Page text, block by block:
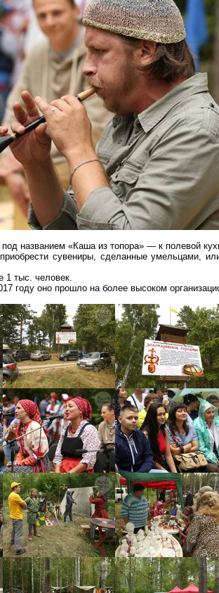
названием «Каша из топора» — к полевой
сувениры, сделанные умельцами,
1 тыс. человек.
году оно прошло на более высоком